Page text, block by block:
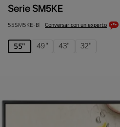
Serie SM5KE
55SM5KE-B Conversar con un experto
55" 49" 43" 32"